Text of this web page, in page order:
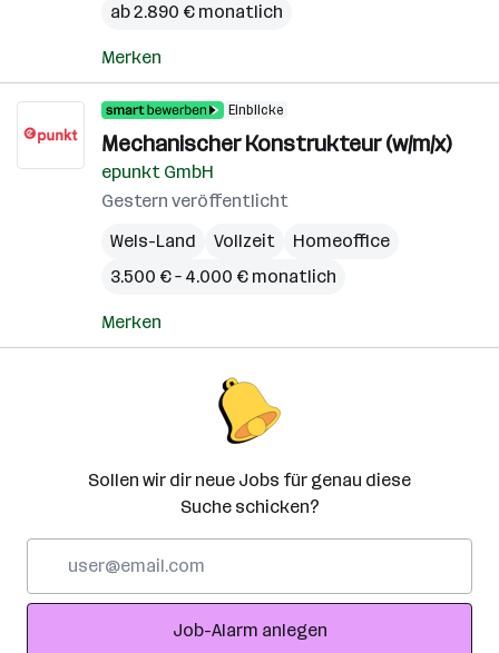
ab 2.890 € monatlich
Merken
Einblicke
Mechanischer Konstrukteur (w/m/x)
epunkt GmbH
Gestern veröffentlicht
Wels-Land
Vollzeit
Homeoffice
3.500 € – 4.000 € monatlich
Merken
Sollen wir dir neue Jobs für genau diese
Suche schicken?
Adresse
Job-Alarm anlegen